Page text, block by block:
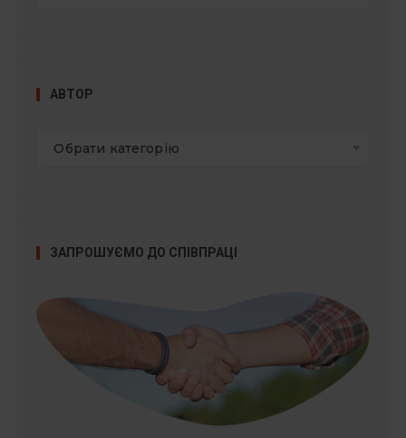
АВТОР
Обрати категорію
ЗАПРОШУЄМО ДО СПІВПРАЦІ